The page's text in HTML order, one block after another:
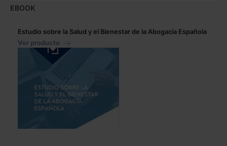
EBOOK
Estudio sobre la Salud y el Bienestar de la Abogacía Española
Ver producto